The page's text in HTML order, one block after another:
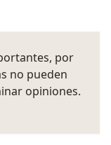
por
no pueden
opiniones.